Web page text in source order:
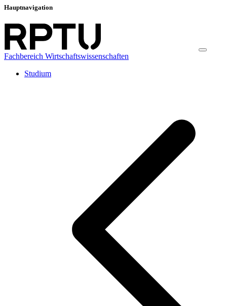
Hauptnavigation
Fachbereich Wirtschaftswissenschaften
Studium